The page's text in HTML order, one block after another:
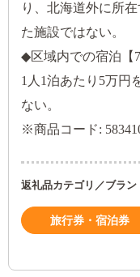
り、北海道外に所
た施設ではない。
◆区域内での宿泊【7
1人1泊あたり5万円
ない。
※商品コード:
返礼品カテゴリ／ブラン
旅行券・宿泊券